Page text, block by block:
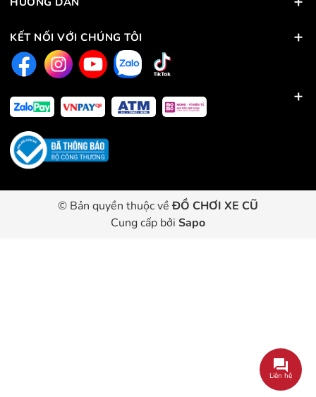
KẾT NỐI VỚI CHÚNG TÔI
© Bản quyền thuộc vềĐỒ CHƠI XE CŨ
Cung cấp bởi Sapo
Liên hệ